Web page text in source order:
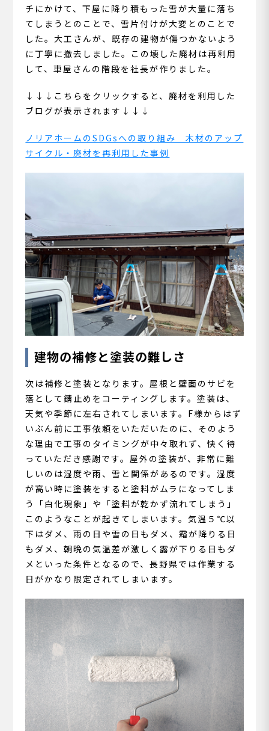
チにかけて、下屋に降り積もった雪が大量に落ち
てしまうとのことで、雪片付けが大変とのことで
した。大工さんが、既存の建物が傷つかないよう
に丁寧に撤去しました。この壊した廃材は再利用
して、車屋さんの階段を社長が作りました。
↓↓↓こちらをクリックすると、廃材を利用した
ブログが表示されます↓↓↓
ノリアホームのSDGsへの取り組み 木材のアップ
サイクル・廃材を再利用した事例
建物の補修と塗装の難しさ
次は補修と塗装となります。屋根と壁面のサビを
落として錆止めをコーティングします。塗装は、
天気や季節に左右されてしまいます。F様からはず
いぶん前に工事依頼をいただいたのに、そのよう
な理由で工事のタイミングが中々取れず、快く待
っていただき感謝です。屋外の塗装が、非常に難
しいのは湿度や雨、雪と関係があるのです。湿度
が高い時に塗装をすると塗料がムラになってしま
う「白化現象」や「塗料が乾かず流れてしまう」
このようなことが起きてしまいます。気温５℃以
下はダメ、雨の日や雪の日もダメ、霜が降りる日
もダメ、朝晩の気温差が激しく露が下りる日もダ
メといった条件となるので、長野県では作業する
日がかなり限定されてしまいます。